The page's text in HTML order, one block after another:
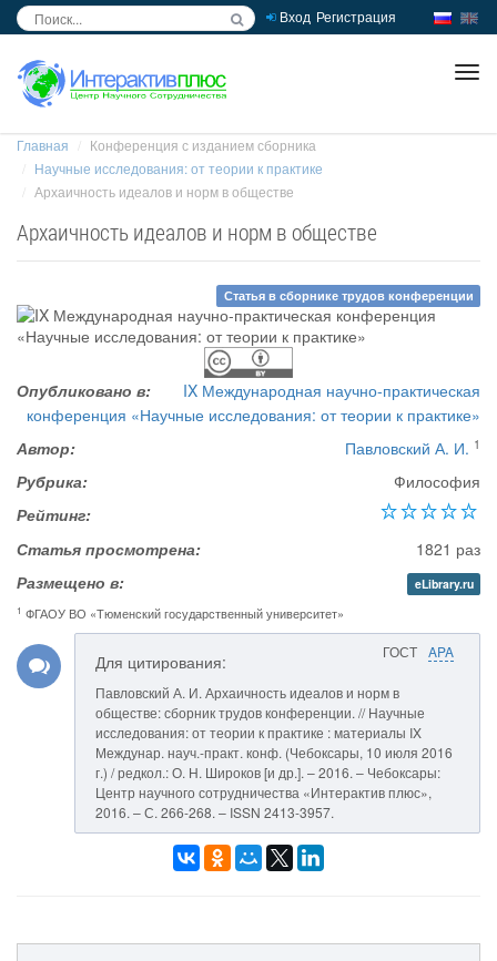
Вход Регистрация
Главная
Конференция с изданием сборника
Научные исследования: от теории к практике
Архаичность идеалов и норм в обществе
Архаичность идеалов и норм в обществе
Статья в сборнике трудов конференции
Опубликовано в:
IX Международная научно-практическая
конференция «Научные исследования: от теории к практике»
Автор:
Павловский А. И. 1
Рубрика:
Философия
Рейтинг:
Статья просмотрена:
1821 раз
Размещено в:
eLibrary.ru
1 ФГАОУ ВО «Тюменский государственный университет»
ГОСТ APA
Для цитирования:
Павловский А. И. Архаичность идеалов и норм в
обществе: сборник трудов конференции. // Научные
исследования: от теории к практике : материалы IX
Междунар. науч.-практ. конф. (Чебоксары, 10 июля 2016
г.) / редкол.: О. Н. Широков [и др.]. – 2016. – Чебоксары:
Центр научного сотрудничества «Интерактив плюс»,
2016. – С. 266-268. – ISSN 2413-3957.